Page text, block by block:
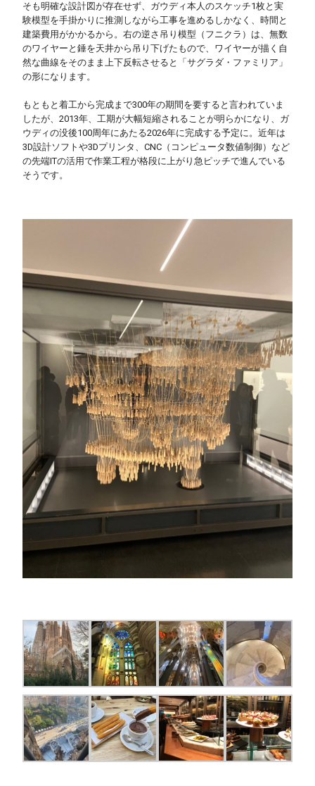
そも明確な設計図が存在せず、ガウディ本人のスケッチ1枚と実
験模型を手掛かりに推測しながら工事を進めるしかなく、時間と
建築費用がかかるから。右の逆さ吊り模型（フニクラ）は、無数
のワイヤーと錘を天井から吊り下げたもので、ワイヤーが描く自
然な曲線をそのまま上下反転させると「サグラダ・ファミリア」
の形になります。
もともと着工から完成まで300年の期間を要すると言われていま
したが、2013年、工期が大幅短縮されることが明らかになり、ガ
ウディの没後100周年にあたる2026年に完成する予定に。近年は
3D設計ソフトや3Dプリンタ、CNC（コンピュータ数値制御）など
の先端ITの活用で作業工程が格段に上がり急ピッチで進んでいる
そうです。